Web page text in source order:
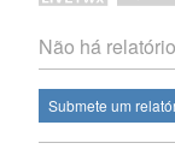
Não há
Submete um